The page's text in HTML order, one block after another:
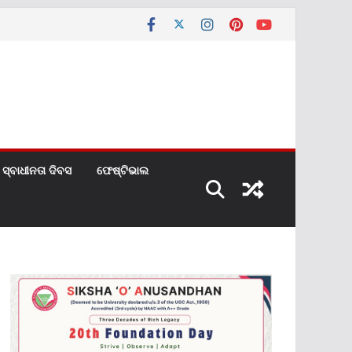
ସ୍ବାଧୀନତା ଦିବସ ଫେଷ୍ଟିଭାଲ